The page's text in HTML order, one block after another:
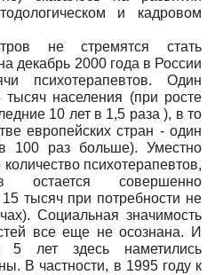
и кадровом
не стремятся стать
декабрь 2000 года в России
психотерапевтов. Один
тысяч населения (при росте
10 лет в 1,5 раза ), в то
европейских стран - один
100 раз больше). Уместно
количество психотерапевтов,
совершенно
тысяч при потребности не
Социальная значимость
все еще не осознана. И
5 лет здесь наметились
В частности, в 1995 году к